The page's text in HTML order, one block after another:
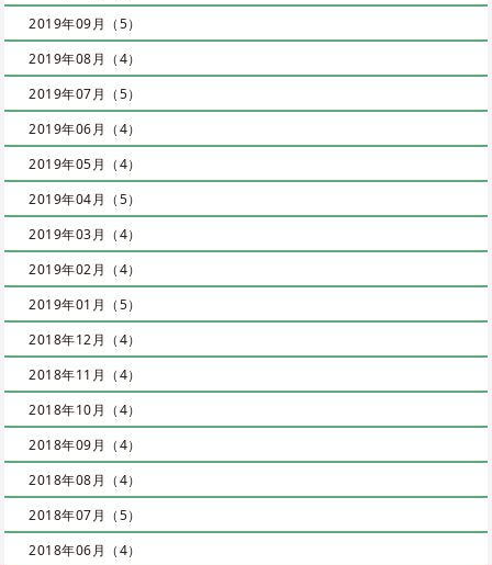
2019年09月（5）
2019年08月（4）
2019年07月（5）
2019年06月（4）
2019年05月（4）
2019年04月（5）
2019年03月（4）
2019年02月（4）
2019年01月（5）
2018年12月（4）
2018年11月（4）
2018年10月（4）
2018年09月（4）
2018年08月（4）
2018年07月（5）
2018年06月（4）